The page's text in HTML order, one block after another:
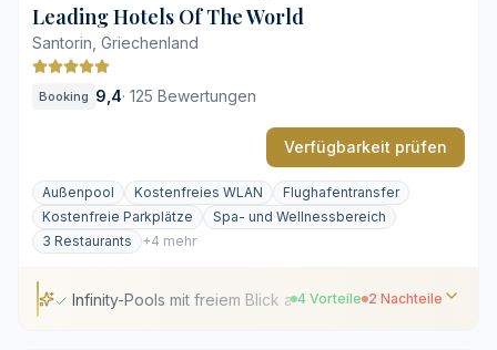
Leading Hotels Of The World
Santorin, Griechenland
Booking 9,4· 125 Bewertungen
Verfügbarkeit prüfen
Außenpool Kostenfreies WLAN
Flughafentransfer
Kostenfreie Parkplätze
Spa- und Wellnessbereich
3 Restaurants
+4 mehr
Infinity-Pools mit freiem Blick auf die Caldera
4 Vorteile 2 Nachteile